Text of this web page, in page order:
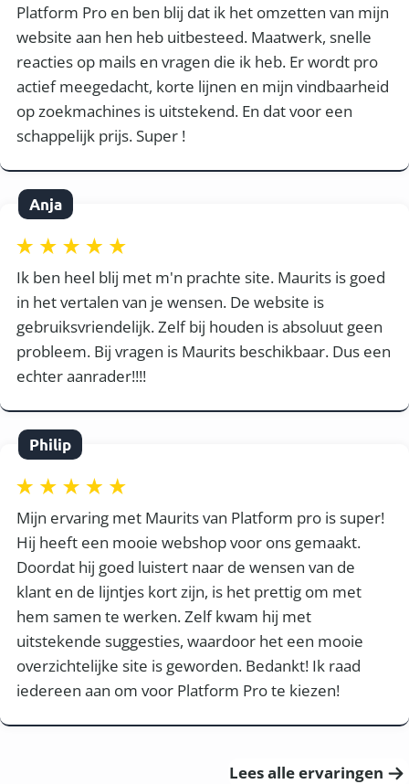
Platform Pro en ben blij dat ik het omzetten van mijn
website aan hen heb uitbesteed. Maatwerk, snelle
reacties op mails en vragen die ik heb. Er wordt pro
actief meegedacht, korte lijnen en mijn vindbaarheid
op zoekmachines is uitstekend. En dat voor een
schappelijk prijs. Super !
Anja
Ik ben heel blij met m'n prachte site. Maurits is goed
in het vertalen van je wensen. De website is
gebruiksvriendelijk. Zelf bij houden is absoluut geen
probleem. Bij vragen is Maurits beschikbaar. Dus een
echter aanrader!!!!
Philip
Mijn ervaring met Maurits van Platform pro is super!
Hij heeft een mooie webshop voor ons gemaakt.
Doordat hij goed luistert naar de wensen van de
klant en de lijntjes kort zijn, is het prettig om met
hem samen te werken. Zelf kwam hij met
uitstekende suggesties, waardoor het een mooie
overzichtelijke site is geworden. Bedankt! Ik raad
iedereen aan om voor Platform Pro te kiezen!
Lees alle ervaringen